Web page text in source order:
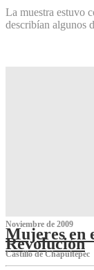
La muestra estuvo
describían algunos
Noviembre de 2009
Mujeres en
Revolución
Castillo de Chapultepec